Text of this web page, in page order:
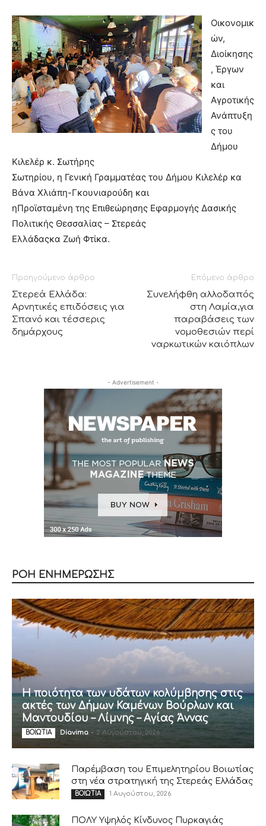
Οικονομικ
ών,
Διοίκησης
, Έργων
και
Αγροτικής
Ανάπτυξη
ς του
Δήμου
Κιλελέρ κ. Σωτήρης
Σωτηρίου, η Γενική Γραμματέας του Δήμου Κιλελέρ κα
Βάνα Χλιάπη-Γκουνιαρούδη και
ηΠροϊσταμένη της Επιθεώρησης Εφαρμογής Δασικής
Πολιτικής Θεσσαλίας – Στερεάς
Ελλάδαςκα Ζωή Φτίκα.
Προηγούμενο άρθρο
Στερεά Ελλάδα:
Αρνητικές επιδόσεις για
Σπανό και τέσσερις
δημάρχους
Επόμενο άρθρο
Συνελήφθη αλλοδαπός
στη Λαμία,για
παραβάσεις των
νομοθεσιών περί
ναρκωτικών καιόπλων
- Advertisement -
ΡΟΗ ΕΝΗΜΕΡΩΣΗΣ
Η ποιότητα των υδάτων κολύμβησης στις
ακτές των Δήμων Καμένων Βούρλων και
Μαντουδίου – Λίμνης – Αγίας Άννας
ΒΟΙΩΤΙΑ Diavima - 2 Αυγούστου, 2026
Παρέμβαση του Επιμελητηρίου Βοιωτίας
στη νέα στρατηγική της Στερεάς Ελλάδας
ΒΟΙΩΤΙΑ 1 Αυγούστου, 2026
ΠΟΛΥ Υψηλός Κίνδυνος Πυρκαγιάς